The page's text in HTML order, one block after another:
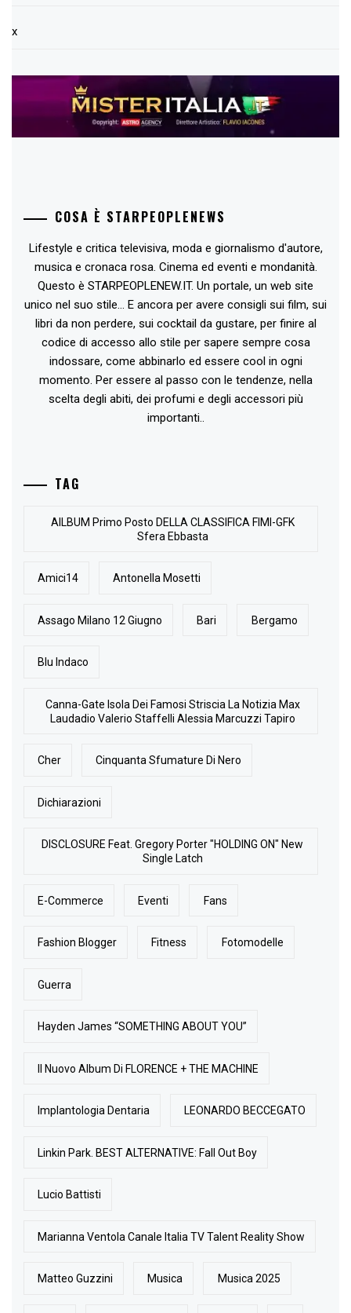
x
COSA È STARPEOPLENEWS
Lifestyle e critica televisiva, moda e giornalismo d'autore,
musica e cronaca rosa. Cinema ed eventi e mondanità.
Questo è STARPEOPLENEW.IT. Un portale, un web site
unico nel suo stile... E ancora per avere consigli sui film, sui
libri da non perdere, sui cocktail da gustare, per finire al
codice di accesso allo stile per sapere sempre cosa
indossare, come abbinarlo ed essere cool in ogni
momento. Per essere al passo con le tendenze, nella
scelta degli abiti, dei profumi e degli accessori più
importanti..
TAG
AlLBUM Primo Posto DELLA CLASSIFICA FIMI-GFK
Sfera Ebbasta
Amici14 Antonella Mosetti
Assago Milano 12 Giugno Bari Bergamo
Blu Indaco
Canna-Gate Isola Dei Famosi Striscia La Notizia Max
Laudadio Valerio Staffelli Alessia Marcuzzi Tapiro
Cher Cinquanta Sfumature Di Nero
Dichiarazioni
DISCLOSURE Feat. Gregory Porter "HOLDING ON" New
Single Latch
E-Commerce Eventi Fans
Fashion Blogger Fitness Fotomodelle
Guerra
Hayden James “SOMETHING ABOUT YOU”
Il Nuovo Album Di FLORENCE + THE MACHINE
Implantologia Dentaria LEONARDO BECCEGATO
Linkin Park. BEST ALTERNATIVE: Fall Out Boy
Lucio Battisti
Marianna Ventola Canale Italia TV Talent Reality Show
Matteo Guzzini Musica Musica 2025